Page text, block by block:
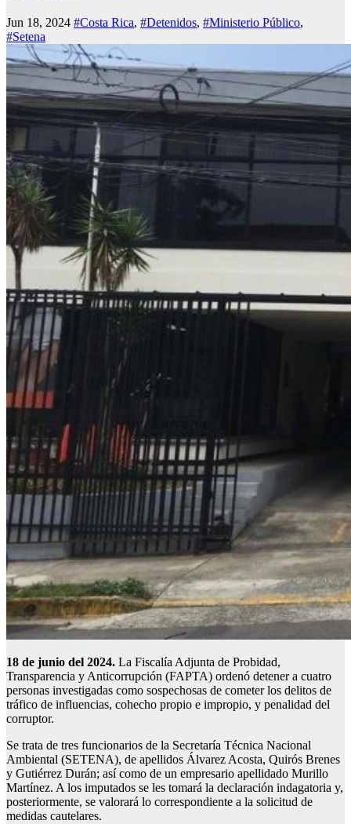
Jun 18, 2024 #Costa Rica, #Detenidos, #Ministerio Público,
#Setena
18 de junio del 2024. La Fiscalía Adjunta de Probidad,
Transparencia y Anticorrupción (FAPTA) ordenó detener a cuatro
personas investigadas como sospechosas de cometer los delitos de
tráfico de influencias, cohecho propio e impropio, y penalidad del
corruptor.
Se trata de tres funcionarios de la Secretaría Técnica Nacional
Ambiental (SETENA), de apellidos Álvarez Acosta, Quirós Brenes
y Gutiérrez Durán; así como de un empresario apellidado Murillo
Martínez. A los imputados se les tomará la declaración indagatoria y,
posteriormente, se valorará lo correspondiente a la solicitud de
medidas cautelares.